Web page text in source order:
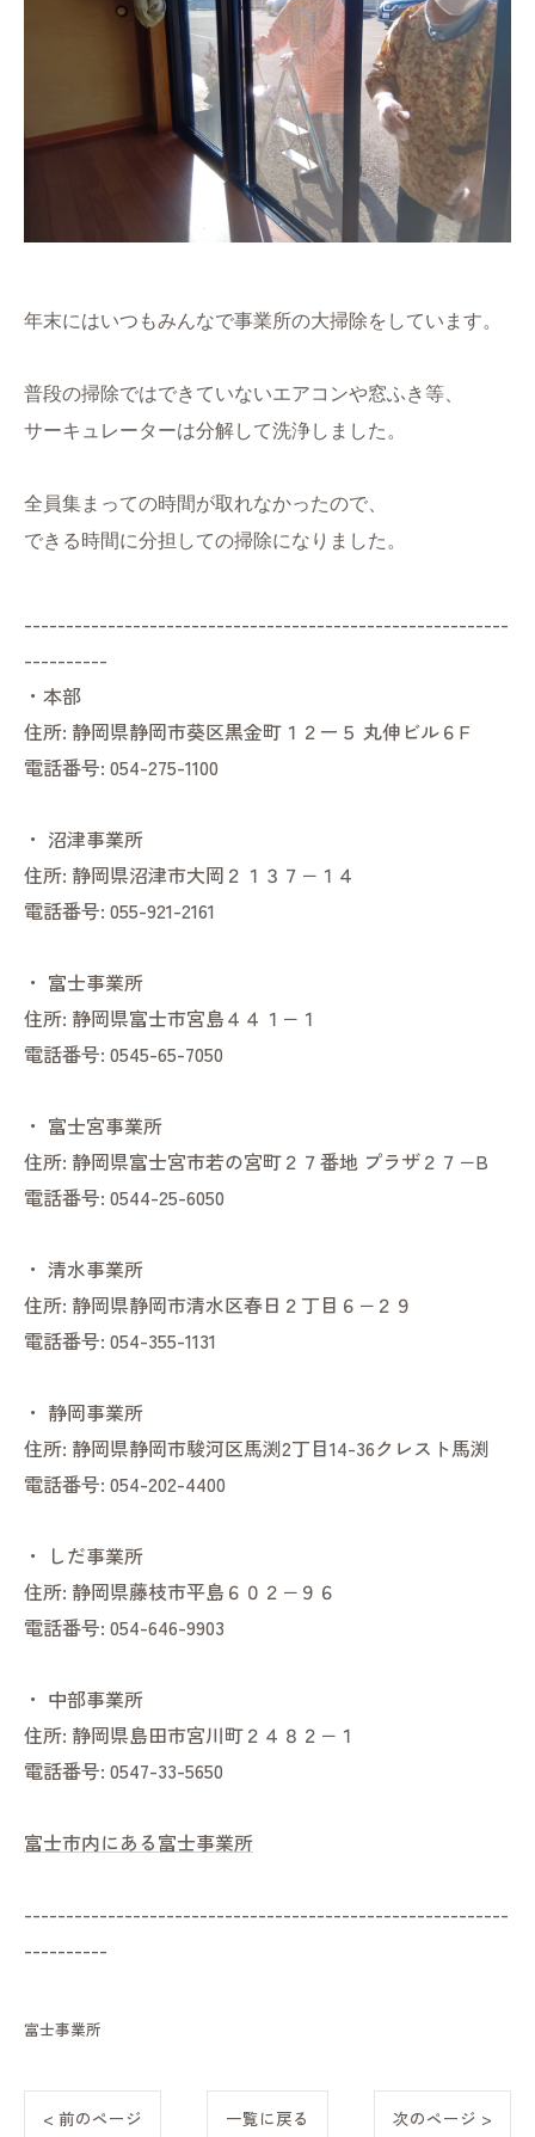
年末にはいつもみんなで事業所の大掃除をしています。
普段の掃除ではできていないエアコンや窓ふき等、
サーキュレーターは分解して洗浄しました。
全員集まっての時間が取れなかったので、
できる時間に分担しての掃除になりました。
----------------------------------------------------------
----------
・本部
住所: 静岡県静岡市葵区黒金町１２ー５ 丸伸ビル６F
電話番号: 054-275-1100
・ 沼津事業所
住所: 静岡県沼津市大岡２１３７−１４
電話番号: 055-921-2161
・ 富士事業所
住所: 静岡県富士市宮島４４１−１
電話番号: 0545-65-7050
・ 富士宮事業所
住所: 静岡県富士宮市若の宮町２７番地 プラザ２７−B
電話番号: 0544-25-6050
・ 清水事業所
住所: 静岡県静岡市清水区春日２丁目６−２９
電話番号: 054-355-1131
・ 静岡事業所
住所: 静岡県静岡市駿河区馬渕2丁目14-36クレスト馬渕
電話番号: 054-202-4400
・
しだ事業所
住所: 静岡県藤枝市平島６０２−９６
電話番号: 054-646-9903
・ 中部事業所
住所: 静岡県島田市宮川町２４８２−１
電話番号: 0547-33-5650
富士市内にある富士事業所
----------------------------------------------------------
----------
富士事業所
< 前のページ 一覧に戻る 次のページ >